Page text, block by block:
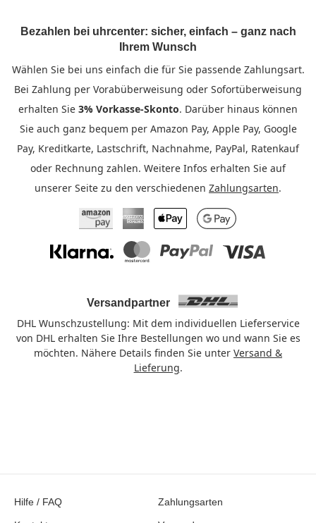
Bezahlen bei uhrcenter: sicher, einfach – ganz nach
Ihrem Wunsch
Wählen Sie bei uns einfach die für Sie passende Zahlungsart.
Bei Zahlung per Vorabüberweisung oder Sofortüberweisung
erhalten Sie 3% Vorkasse-Skonto. Darüber hinaus können
Sie auch ganz bequem per Amazon Pay, Apple Pay, Google
Pay, Kreditkarte, Lastschrift, Nachnahme, PayPal, Ratenkauf
oder Rechnung zahlen. Weitere Infos erhalten Sie auf
unserer Seite zu den verschiedenen Zahlungsarten.
Amazon PayAmerican Express
Apple PayGoogle Pay
Klarna MastercardPayPal Visa
Versandpartner
DHL Wunschzustellung: Mit dem individuellen Lieferservice
von DHL erhalten Sie Ihre Bestellungen wo und wann Sie es
möchten. Nähere Details finden Sie unter Versand &
Lieferung.
Hilfe / FAQ Zahlungsarten